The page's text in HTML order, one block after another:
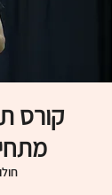
קורס